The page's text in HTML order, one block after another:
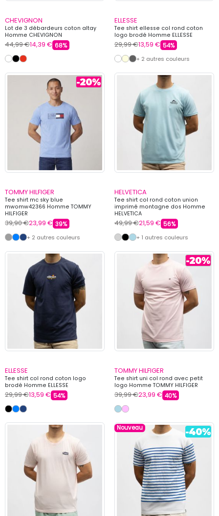
CHEVIGNON
Lot de 3 débardeurs coton altay
Homme CHEVIGNON
44,99 €14,39 € 68%
ELLESSE
Tee shirt ellesse col rond coton
logo brodé Homme ELLESSE
29,99 €13,59 € 54%
+ 2 autres couleurs
TOMMY HILFIGER
Tee shirt mc sky blue
mwomw42366 Homme TOMMY
HILFIGER
39,90 €23,99 € 39%
+ 2 autres couleurs
HELVETICA
Tee shirt col rond coton union
imprimé montagne dos Homme
HELVETICA
49,99 €21,59 € 56%
+ 1 autres couleurs
ELLESSE
Tee shirt col rond coton logo
brodé Homme ELLESSE
29,99 €13,59 € 54%
TOMMY HILFIGER
Tee shirt uni col rond avec petit
logo Homme TOMMY HILFIGER
39,99 €23,99 € 40%
Nouveau